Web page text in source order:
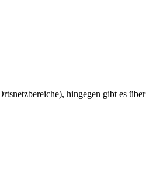
hingegen gibt es